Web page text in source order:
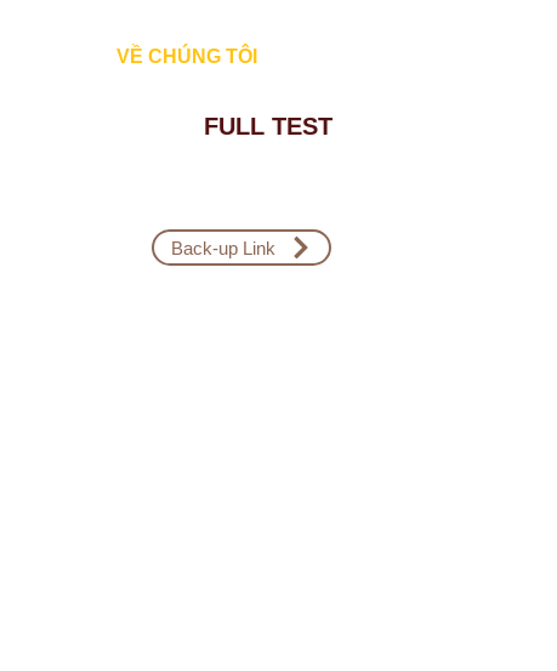
VỀ CHÚNG TÔI
FULL TEST
Back-up Link